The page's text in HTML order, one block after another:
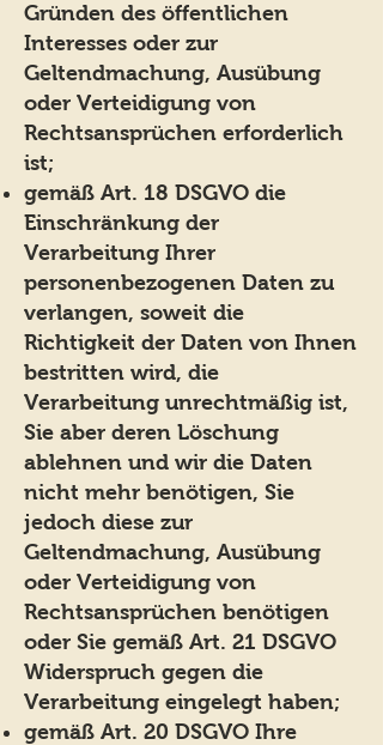
Gründen des öffentlichen
Interesses oder zur
Geltendmachung, Ausübung
oder Verteidigung von
Rechtsansprüchen erforderlich
ist;
gemäß Art. 18 DSGVO die
Einschränkung der
Verarbeitung Ihrer
personenbezogenen Daten zu
verlangen, soweit die
Richtigkeit der Daten von Ihnen
bestritten wird, die
Verarbeitung unrechtmäßig ist,
Sie aber deren Löschung
ablehnen und wir die Daten
nicht mehr benötigen, Sie
jedoch diese zur
Geltendmachung, Ausübung
oder Verteidigung von
Rechtsansprüchen benötigen
oder Sie gemäß Art. 21 DSGVO
Widerspruch gegen die
Verarbeitung eingelegt haben;
gemäß Art. 20 DSGVO Ihre